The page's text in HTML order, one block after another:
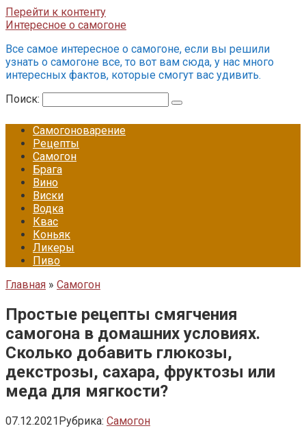
Перейти к контенту
Интересное о самогоне
Все самое интересное о самогоне, если вы решили
узнать о самогоне все, то вот вам сюда, у нас много
интересных фактов, которые смогут вас удивить.
Поиск:
Самогоноварение
Рецепты
Самогон
Брага
Вино
Виски
Водка
Квас
Коньяк
Ликеры
Пиво
Главная » Самогон
Простые рецепты смягчения
самогона в домашних условиях.
Сколько добавить глюкозы,
декстрозы, сахара, фруктозы или
меда для мягкости?
07.12.2021Рубрика: Самогон